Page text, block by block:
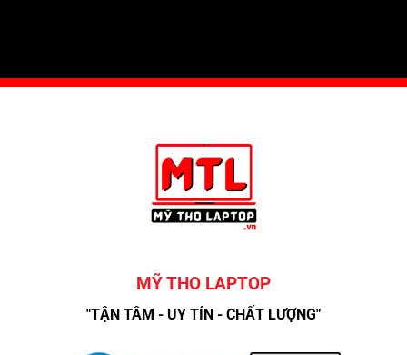
MỸ THO LAPTOP
"TẬN TÂM - UY TÍN - CHẤT LƯỢNG"